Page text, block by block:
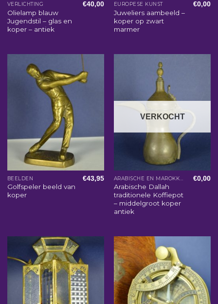
VERLICHTING
Olielamp blauw
Jugendstil – glas en
koper – antiek
€40,00 EUROPESE KUNST
Juweliers aambeeld –
koper op zwart
marmer
€0,00
BEELDEN
Golfspeler beeld van
koper
€43,95
VERKOCHT
ARABISCHE EN MAROKKAANSE WOONACCESSOIRES
Arabische Dallah
traditionele Koffiepot
– middelgroot koper
antiek
€0,00